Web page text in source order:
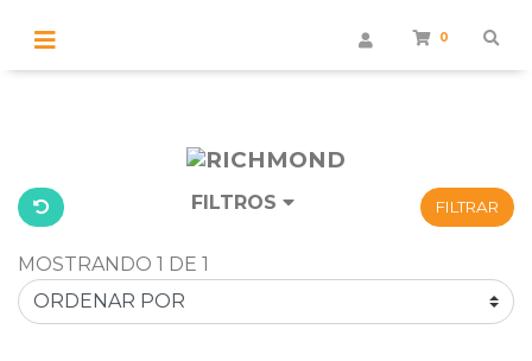
0
FILTROS FILTRAR
MOSTRANDO 1 DE 1